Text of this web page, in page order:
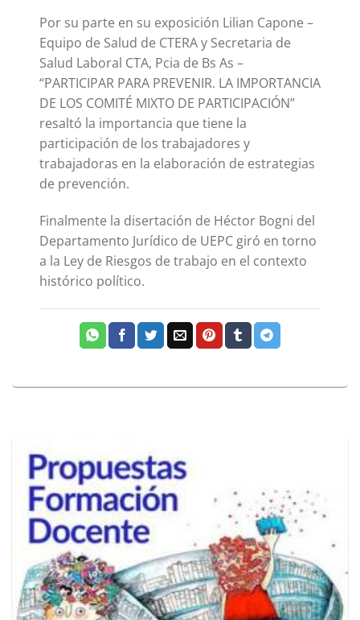
Por su parte en su exposición Lilian Capone –
Equipo de Salud de CTERA y Secretaria de
Salud Laboral CTA, Pcia de Bs As –
“PARTICIPAR PARA PREVENIR. LA IMPORTANCIA
DE LOS COMITÉ MIXTO DE PARTICIPACIÓN”
resaltó la importancia que tiene la
participación de los trabajadores y
trabajadoras en la elaboración de estrategias
de prevención.
Finalmente la disertación de Héctor Bogni del
Departamento Jurídico de UEPC giró en torno
a la Ley de Riesgos de trabajo en el contexto
histórico político.